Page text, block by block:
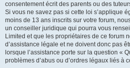
consentement écrit des parents ou des
Si vous ne savez pas si cette loi s’applique
moins de 13 ans inscrits sur votre forum,
un conseiller juridique qui pourra vous
Limited et que les propriétaires de ce forum
d’assistance légale et ne doivent donc pas
lorsque l’assistance porte sur la question «
problèmes d’abus ou d’ordres légaux liés à